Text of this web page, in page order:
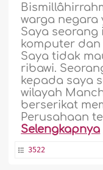
warga negara
Saya
komputer
Saya tidak
ribawi.
kepada saya
wilayah
berserikat
Perusahaan
Selengkapnya
3522